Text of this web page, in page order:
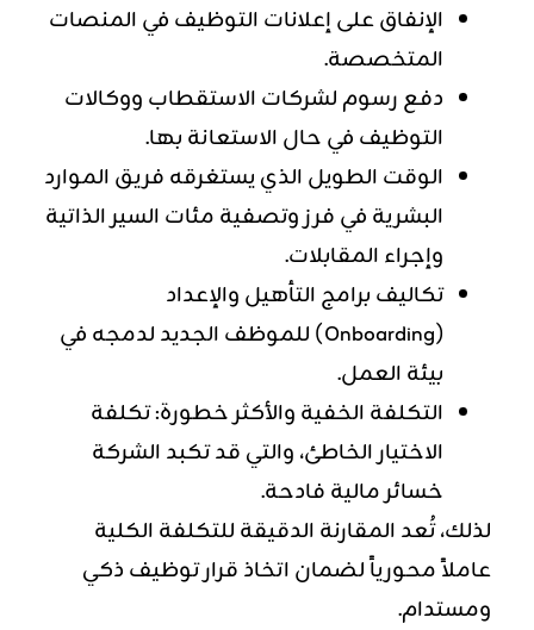
الإنفاق على إعلانات التوظيف في المنصات
المتخصصة.
دفع رسوم لشركات الاستقطاب ووكالات
التوظيف في حال الاستعانة بها.
الوقت الطويل الذي يستغرقه فريق الموارد
البشرية في فرز وتصفية مئات السير الذاتية
وإجراء المقابلات.
تكاليف برامج التأهيل والإعداد
(Onboarding) للموظف الجديد لدمجه في
بيئة العمل.
التكلفة الخفية والأكثر خطورة: تكلفة
الاختيار الخاطئ، والتي قد تكبد الشركة
خسائر مالية فادحة.
لذلك، تُعد المقارنة الدقيقة للتكلفة الكلية
عاملاً محورياً لضمان اتخاذ قرار توظيف ذكي
ومستدام.